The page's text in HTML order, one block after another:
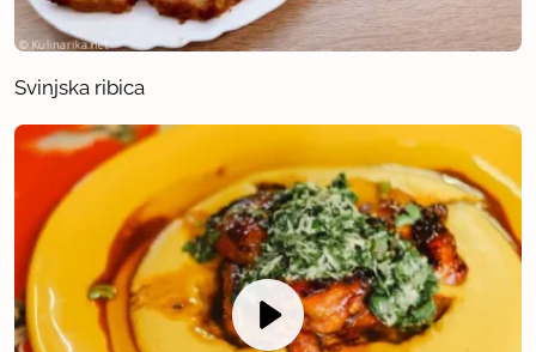
Svinjska ribica